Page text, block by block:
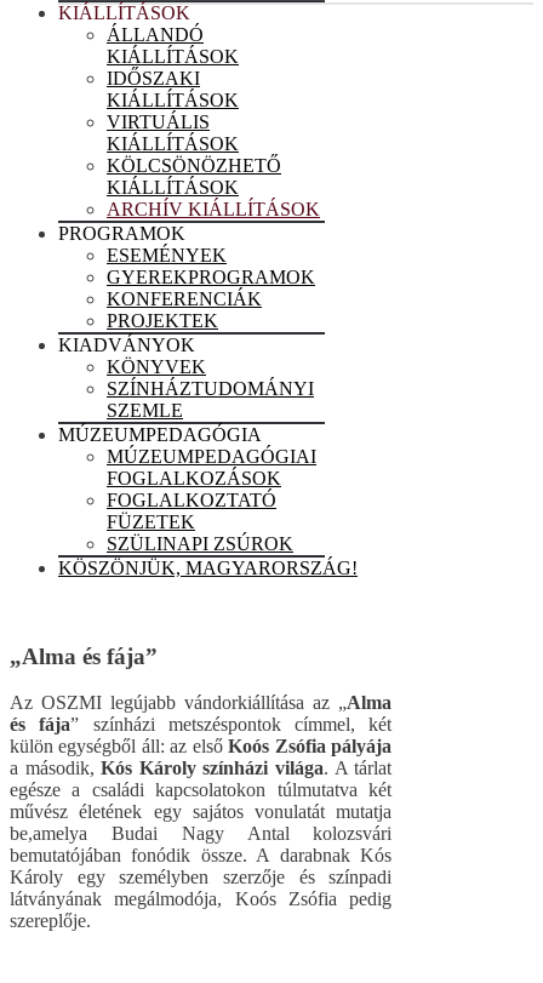
KIÁLLÍTÁSOK
ÁLLANDÓ
KIÁLLÍTÁSOK
IDŐSZAKI
KIÁLLÍTÁSOK
VIRTUÁLIS
KIÁLLÍTÁSOK
KÖLCSÖNÖZHETŐ
KIÁLLÍTÁSOK
ARCHÍV KIÁLLÍTÁSOK
PROGRAMOK
ESEMÉNYEK
GYEREKPROGRAMOK
KONFERENCIÁK
PROJEKTEK
KIADVÁNYOK
KÖNYVEK
SZÍNHÁZTUDOMÁNYI
SZEMLE
MÚZEUMPEDAGÓGIA
MÚZEUMPEDAGÓGIAI
FOGLALKOZÁSOK
FOGLALKOZTATÓ
FÜZETEK
SZÜLINAPI ZSÚROK
KÖSZÖNJÜK, MAGYARORSZÁG!
„Alma és fája”
Az OSZMI legújabb vándorkiállítása az „Alma
és fája” színházi metszéspontok címmel, két
külön egységből áll: az elsőKoós Zsófia pályája
a második,Kós Károly színházi világa. A tárlat
egésze a családi kapcsolatokon túlmutatva két
művész életének egy sajátos vonulatát mutatja
be,amelya Budai Nagy Antal kolozsvári
bemutatójában fonódik össze. A darabnak Kós
Károly egy személyben szerzője és színpadi
látványának megálmodója, Koós Zsófia pedig
szereplője.